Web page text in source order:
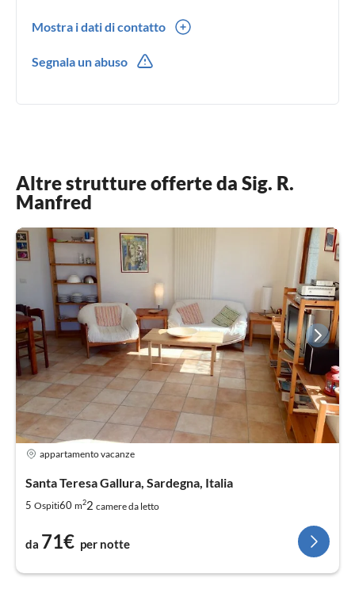
Mostra i dati di contatto
Segnala un abuso
Altre strutture offerte da Sig. R.
Manfred
appartamento vacanze
Santa Teresa Gallura, Sardegna, Italia
5 Ospiti60 m22 camere da letto
da 71€ per notte